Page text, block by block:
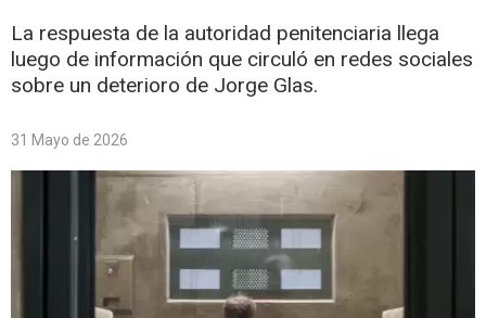
La respuesta de la autoridad penitenciaria llega
luego de información que circuló en redes sociales
sobre un deterioro de Jorge Glas.
31 Mayo de 2026